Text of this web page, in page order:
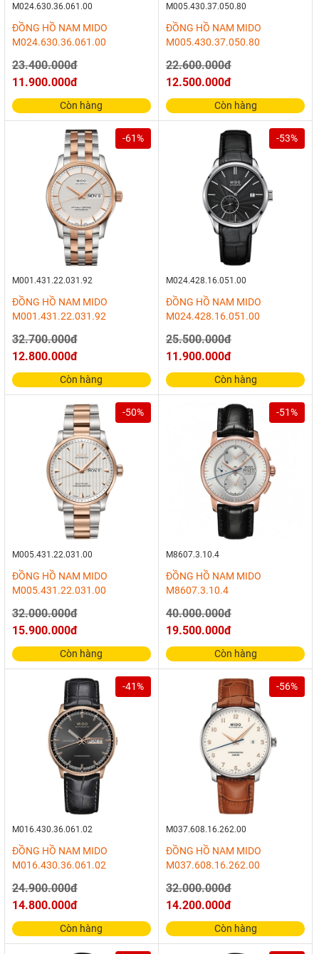
M024.630.36.061.00
ĐỒNG HỒ NAM MIDO
M024.630.36.061.00
23.400.000đ
11.900.000đ
Còn hàng
M005.430.37.050.80
ĐỒNG HỒ NAM MIDO
M005.430.37.050.80
22.600.000đ
12.500.000đ
Còn hàng
-61%
M001.431.22.031.92
ĐỒNG HỒ NAM MIDO
M001.431.22.031.92
32.700.000đ
12.800.000đ
Còn hàng
-53%
M024.428.16.051.00
ĐỒNG HỒ NAM MIDO
M024.428.16.051.00
25.500.000đ
11.900.000đ
Còn hàng
-50%
M005.431.22.031.00
ĐỒNG HỒ NAM MIDO
M005.431.22.031.00
32.000.000đ
15.900.000đ
Còn hàng
-51%
M8607.3.10.4
ĐỒNG HỒ NAM MIDO
M8607.3.10.4
40.000.000đ
19.500.000đ
Còn hàng
-41%
M016.430.36.061.02
ĐỒNG HỒ NAM MIDO
M016.430.36.061.02
24.900.000đ
14.800.000đ
Còn hàng
-56%
M037.608.16.262.00
ĐỒNG HỒ NAM MIDO
M037.608.16.262.00
32.000.000đ
14.200.000đ
Còn hàng